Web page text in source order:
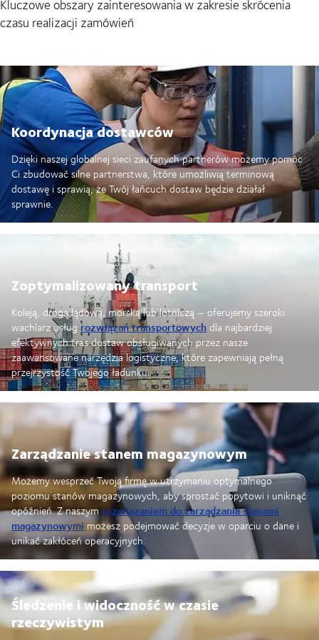
Kluczowe obszary zainteresowania w zakresie skrócenia
czasu realizacji zamówień
Koordynacja dostawców
Dzięki naszej globalnej sieci zaufanych partnerów możemy pomóc
Ci zbudować silne partnerstwa, które umożliwią terminową
dostawę i sprawią, że Twój łańcuch dostaw będzie działał
sprawnie.
Zoptymalizowany transport
Koleją, drogą lądową, morską lub lotniczą – oferujemy szeroki
wachlarz usług rozwiązań transportowychdla najbardziej
efektywnych tras dostaw obsługiwanych przez nasze
zaawansowane narzędzia logistyczne, które zapewniają pełną
przejrzystość Twojego ładunku.
Zarządzanie stanem magazynowym
Możemy wesprzeć Twoją firmę w utrzymaniu optymalnego
poziomu stanów magazynowych, aby sprostać popytowi i uniknąć
opóźnień. Z naszymrozwiązaniem do zarządzania stanami
magazynowymimożesz podejmować decyzje w oparciu o dane i
unikać zakłóceń operacyjnych.
Śledzenie i widoczność w czasie
rzeczywistym